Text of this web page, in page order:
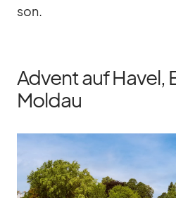
son.
Advent auf Havel,
Moldau